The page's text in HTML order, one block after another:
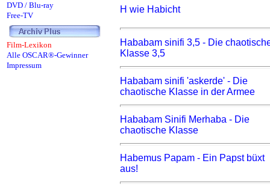
H wie Habicht
Hababam sinifi 3,5 - Die
Klasse 3,5
Hababam sinifi 'askerde' - Die
chaotische Klasse in der Armee
Hababam Sinifi Merhaba - Die
chaotische Klasse
Habemus Papam - Ein Papst büxt
aus!
DVD / Blu-ray
Free-TV
Film-Lexikon
Alle OSCAR®-Gewinner
Impressum